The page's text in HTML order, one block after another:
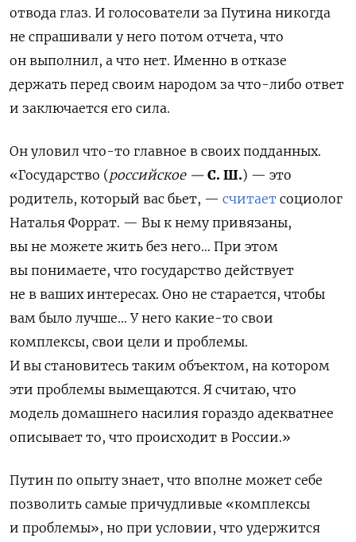
отвода глаз. И голосователи за Путина никогда
не спрашивали у него потом отчета, что
он выполнил, а что нет. Именно в отказе
держать перед своим народом за что-либо ответ
и заключается его сила.
Он уловил что-то главное в своих подданных.
«Государство (российское — С. Ш.) — это
родитель, который вас бьет, — считает социолог
Наталья Форрат. — Вы к нему привязаны,
вы не можете жить без него… При этом
вы понимаете, что государство действует
не в ваших интересах. Оно не старается, чтобы
вам было лучше… У него какие-то свои
комплексы, свои цели и проблемы.
И вы становитесь таким объектом, на котором
эти проблемы вымещаются. Я считаю, что
модель домашнего насилия гораздо адекватнее
описывает то, что происходит в России.»
Путин по опыту знает, что вполне может себе
позволить самые причудливые «комплексы
и проблемы», но при условии, что удержится